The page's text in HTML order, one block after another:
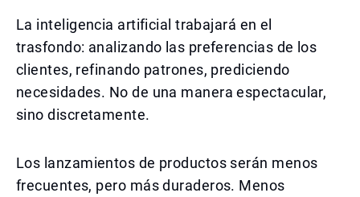
La inteligencia artificial trabajará en el
trasfondo: analizando las preferencias de los
clientes, refinando patrones, prediciendo
necesidades. No de una manera espectacular,
sino discretamente.
Los lanzamientos de productos serán menos
frecuentes, pero más duraderos. Menos